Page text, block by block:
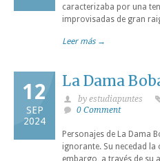
caracterizaba por una
improvisadas de gran
Leer más →
12
SEP
2024
La Dama
by estudiapuntes
0 Comment
Personajes de La Dama
ignorante. Su necedad
embargo, a través de su